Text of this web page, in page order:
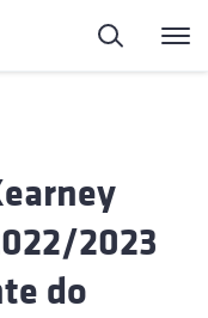
Pesquisa
2023
do